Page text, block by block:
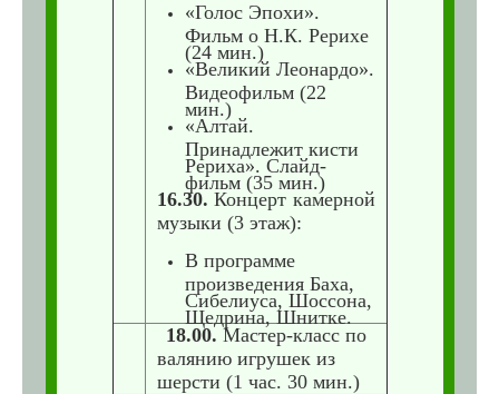
«Голос Эпохи».
Фильм о Н.К. Рерихе
(24 мин.)
«Великий Леонардо».
Видеофильм (22
мин.)
«Алтай.
Принадлежит кисти
Рериха». Слайд-
фильм (35 мин.)
16.30. Концерт камерной
музыки (3 этаж):
В программе
произведения Баха,
Сибелиуса, Шоссона,
Щедрина, Шнитке.
18.00. Мастер-класс по
валянию игрушек из
шерсти (1 час. 30 мин.)